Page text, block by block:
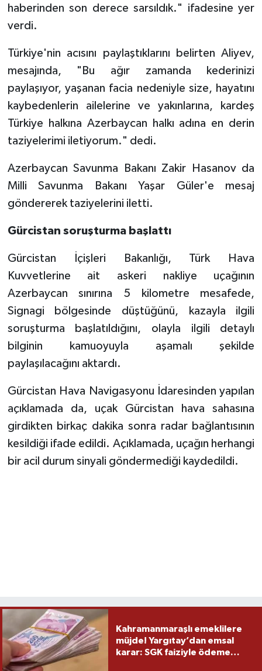
haberinden son derece sarsıldık." ifadesine yer
verdi.
Türkiye'nin acısını paylaştıklarını belirten Aliyev,
mesajında, "Bu ağır zamanda kederinizi
paylaşıyor, yaşanan facia nedeniyle size, hayatını
kaybedenlerin ailelerine ve yakınlarına, kardeş
Türkiye halkına Azerbaycan halkı adına en derin
taziyelerimi iletiyorum." dedi.
Azerbaycan Savunma Bakanı Zakir Hasanov da
Milli Savunma Bakanı Yaşar Güler'e mesaj
göndererek taziyelerini iletti.
Gürcistan soruşturma başlattı
Gürcistan İçişleri Bakanlığı, Türk Hava
Kuvvetlerine ait askeri nakliye uçağının
Azerbaycan sınırına 5 kilometre mesafede,
Signagi bölgesinde düştüğünü, kazayla ilgili
soruşturma başlatıldığını, olayla ilgili detaylı
bilginin kamuoyuyla aşamalı şekilde
paylaşılacağını aktardı.
Gürcistan Hava Navigasyonu İdaresinden yapılan
açıklamada da, uçak Gürcistan hava sahasına
girdikten birkaç dakika sonra radar bağlantısının
kesildiği ifade edildi. Açıklamada, uçağın herhangi
bir acil durum sinyali göndermediği kaydedildi.
Kahramanmaraşlı emeklilere
müjde! Yargıtay’dan emsal
karar: SGK faiziyle ödeme